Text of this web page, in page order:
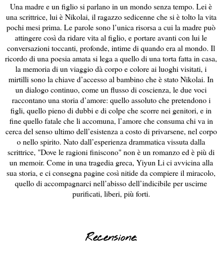
Una madre e un figlio si parlano in un mondo senza tempo. Lei è
una scrittrice, lui è Nikolai, il ragazzo sedicenne che si è tolto la vita
pochi mesi prima. Le parole sono l’unica risorsa a cui la madre può
attingere così da ridare vita al figlio, e portare avanti con lui le
conversazioni toccanti, profonde, intime di quando era al mondo. Il
ricordo di una poesia amata si lega a quello di una torta fatta in casa,
la memoria di un viaggio dà corpo e colore ai luoghi visitati, i
mirtilli sono la chiave d’accesso al bambino che è stato Nikolai. In
un dialogo continuo, come un flusso di coscienza, le due voci
raccontano una storia d’amore: quello assoluto che pretendono i
figli, quello pieno di dubbi e di colpe che scorre nei genitori, e in
fine quello fatale che li accomuna, l’amore che consuma chi va in
cerca del senso ultimo dell’esistenza a costo di privarsene, nel corpo
o nello spirito. Nato dall’esperienza drammatica vissuta dalla
scrittrice, "Dove le ragioni finiscono" non è un romanzo ed è più di
un memoir. Come in una tragedia greca, Yiyun Li ci avvicina alla
sua storia, e ci consegna pagine così nitide da compiere il miracolo,
quello di accompagnarci nell’abisso dell’indicibile per uscirne
purificati, liberi, più forti.
Recensione: